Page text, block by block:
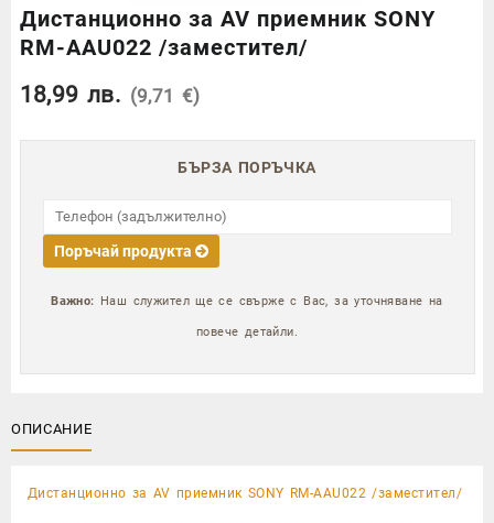
Дистанционно за AV приемник SONY
RM-AAU022 /заместител/
18,99 лв. (9,71 €)
БЪРЗА ПОРЪЧКА
Поръчай продукта
Важно: Наш служител ще се свърже с Вас, за уточняване на
повече детайли.
ОПИСАНИЕ
Дистанционно за AV приемник SONY RM-AAU022 /заместител/